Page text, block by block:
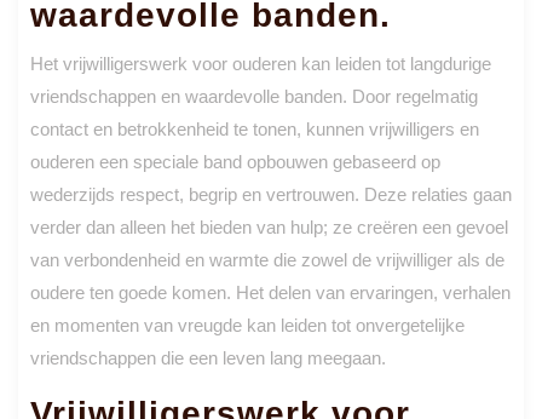
waardevolle banden.
Het vrijwilligerswerk voor ouderen kan leiden tot langdurige
vriendschappen en waardevolle banden. Door regelmatig
contact en betrokkenheid te tonen, kunnen vrijwilligers en
ouderen een speciale band opbouwen gebaseerd op
wederzijds respect, begrip en vertrouwen. Deze relaties gaan
verder dan alleen het bieden van hulp; ze creëren een gevoel
van verbondenheid en warmte die zowel de vrijwilliger als de
oudere ten goede komen. Het delen van ervaringen, verhalen
en momenten van vreugde kan leiden tot onvergetelijke
vriendschappen die een leven lang meegaan.